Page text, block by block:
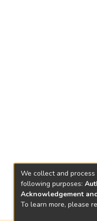
We collect and
following purposes:
Acknowledgement
To learn more, please